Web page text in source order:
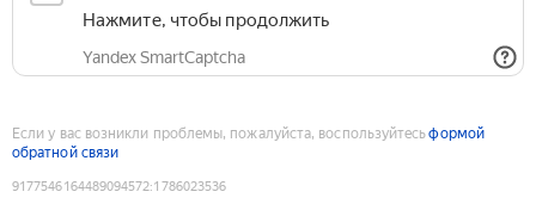
Нажмите, чтобы продолжить
Yandex SmartCaptcha
Если у вас возникли проблемы, пожалуйста, воспользуйтесьформой
обратной связи
9177546164489094572:1786023536